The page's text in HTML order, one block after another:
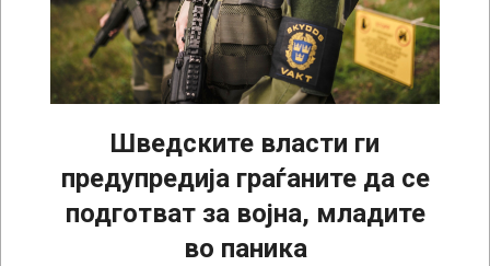
Шведските власти ги
предупредија граѓаните да се
подготват за војна, младите
во паника